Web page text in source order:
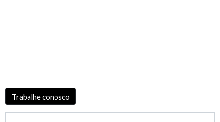
Trabalhe conosco